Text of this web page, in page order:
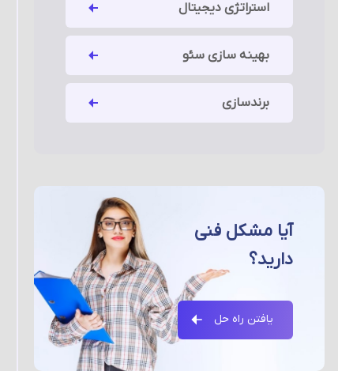
استراتژی دیجیتال
بهینه سازی سئو
برندسازی
آیا مشکل فنی
دارید؟
یافتن راه حل